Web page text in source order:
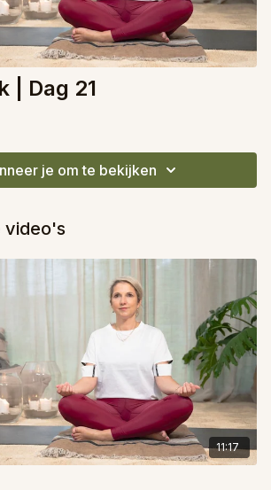
| Dag 21
je om te bekijken
video's
11:17